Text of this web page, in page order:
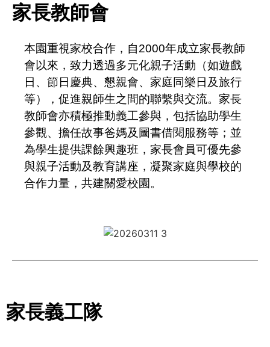
家長教師會
本園重視家校合作，自2000年成立家長教師
會以來，致力透過多元化親子活動（如遊戲
日、節日慶典、懇親會、家庭同樂日及旅行
等），促進親師生之間的聯繫與交流。家長
教師會亦積極推動義工參與，包括協助學生
參觀、擔任故事爸媽及圖書借閱服務等；並
為學生提供課餘興趣班，家長會員可優先參
與親子活動及教育講座，凝聚家庭與學校的
合作力量，共建關愛校園。
家長義工隊